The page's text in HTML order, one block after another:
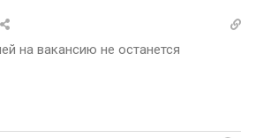
на вакансию не останется